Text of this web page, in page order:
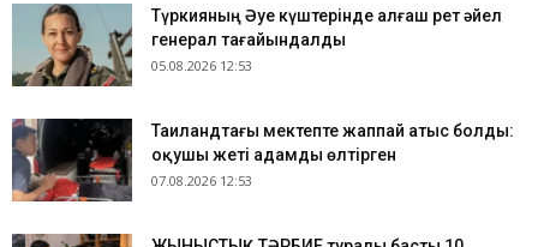
Түркияның Әуе күштерінде алғаш рет әйел
генерал тағайындалды
05.08.2026 12:53
Таиландтағы мектепте жаппай атыс болды:
оқушы жеті адамды өлтірген
07.08.2026 12:53